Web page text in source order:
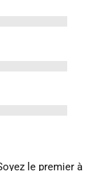
le premier à